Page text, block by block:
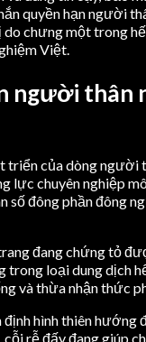
quyền hạn người
chưng một trong
Việt.
người thân
của dòng
chuyên nghiệp
đông phần đông
đang chứng tỏ
trong loại dung
và thừa nhận thức
hình thiên
rễ đấy đang giúp